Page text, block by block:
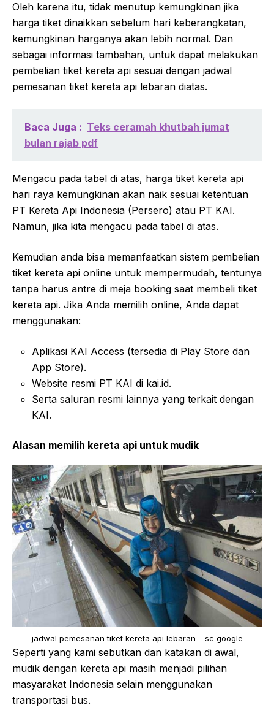
Oleh karena itu, tidak menutup kemungkinan jika
harga tiket dinaikkan sebelum hari keberangkatan,
kemungkinan harganya akan lebih normal. Dan
sebagai informasi tambahan, untuk dapat melakukan
pembelian tiket kereta api sesuai dengan jadwal
pemesanan tiket kereta api lebaran diatas.
Baca Juga : Teks ceramah khutbah jumat
bulan rajab pdf
Mengacu pada tabel di atas, harga tiket kereta api
hari raya kemungkinan akan naik sesuai ketentuan
PT Kereta Api Indonesia (Persero) atau PT KAI.
Namun, jika kita mengacu pada tabel di atas.
Kemudian anda bisa memanfaatkan sistem pembelian
tiket kereta api online untuk mempermudah, tentunya
tanpa harus antre di meja booking saat membeli tiket
kereta api. Jika Anda memilih online, Anda dapat
menggunakan:
Aplikasi KAI Access (tersedia di Play Store dan
App Store).
Website resmi PT KAI di kai.id.
Serta saluran resmi lainnya yang terkait dengan
KAI.
Alasan memilih kereta api untuk mudik
jadwal pemesanan tiket kereta api lebaran – sc google
Seperti yang kami sebutkan dan katakan di awal,
mudik dengan kereta api masih menjadi pilihan
masyarakat Indonesia selain menggunakan
transportasi bus.